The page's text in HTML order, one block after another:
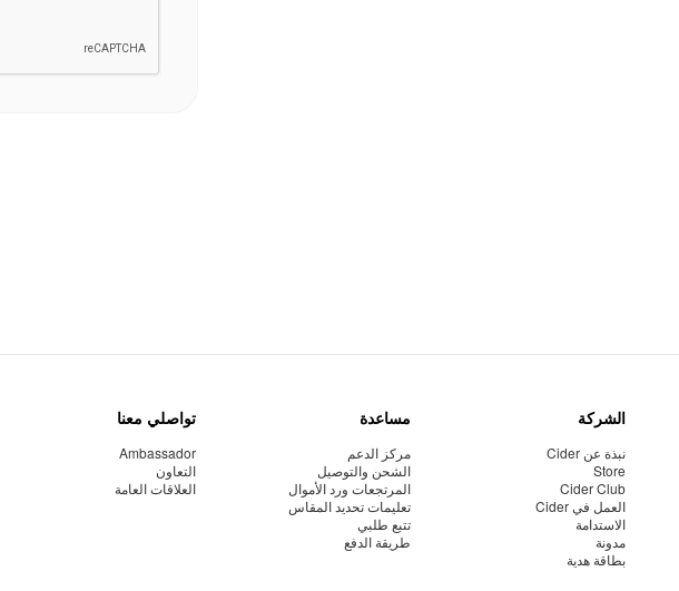
الشركة
نبذة عن Cider
Store
Cider Club
العمل في Cider
الاستدامة
مدونة
بطاقة هدية
مساعدة
مركز الدعم
الشحن والتوصيل
المرتجعات ورد الأموال
تعليمات تحديد المقاس
تتبع طلبي
طريقة الدفع
تواصلي معنا
Ambassador
التعاون
العلاقات العامة